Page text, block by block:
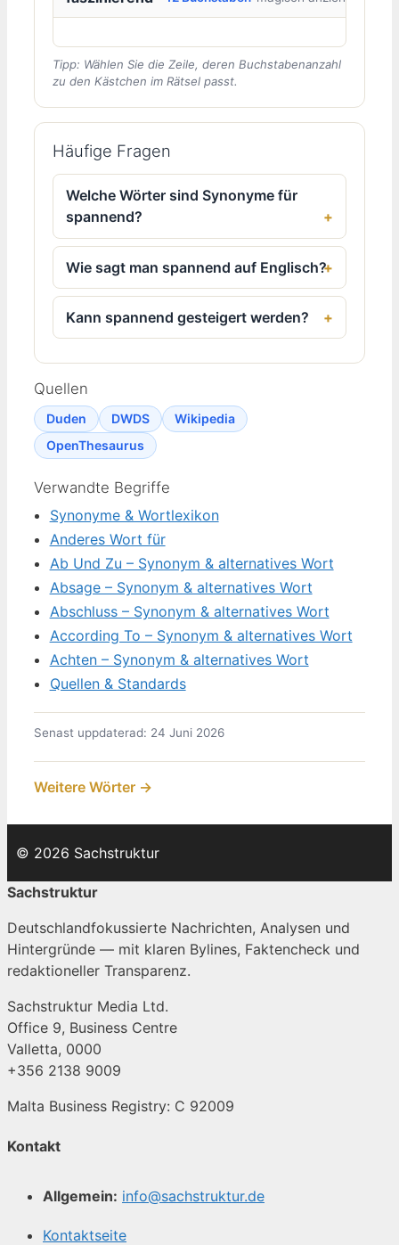
Tipp: Wählen Sie die Zeile, deren Buchstabenanzahl
zu den Kästchen im Rätsel passt.
Häufige Fragen
Welche Wörter sind Synonyme für
spannend?
Wie sagt man spannend auf Englisch?
Kann spannend gesteigert werden?
Quellen
Duden DWDS
Wikipedia
OpenThesaurus
Verwandte Begriffe
Synonyme & Wortlexikon
Anderes Wort für
Ab Und Zu – Synonym & alternatives Wort
Absage – Synonym & alternatives Wort
Abschluss – Synonym & alternatives Wort
According To – Synonym & alternatives Wort
Achten – Synonym & alternatives Wort
Quellen & Standards
Senast uppdaterad: 24 Juni 2026
Weitere Wörter →
© 2026 Sachstruktur
Sachstruktur
Deutschlandfokussierte Nachrichten, Analysen und
Hintergründe — mit klaren Bylines, Faktencheck und
redaktioneller Transparenz.
Sachstruktur Media Ltd.
Office 9, Business Centre
Valletta, 0000
+356 2138 9009
Malta Business Registry: C 92009
Kontakt
Allgemein: info@sachstruktur.de
Kontaktseite